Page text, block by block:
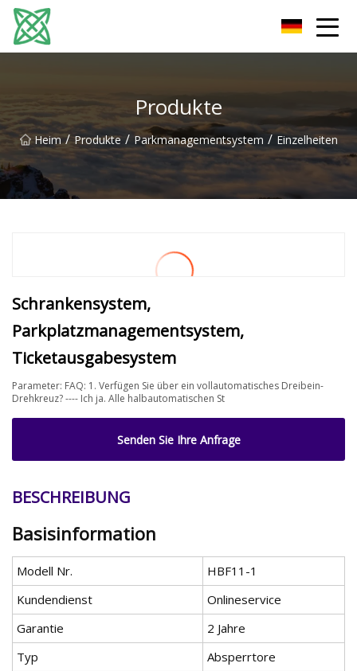
Produkte
Heim / Produkte / Parkmanagementsystem / Einzelheiten
Schrankensystem,
Parkplatzmanagementsystem,
Ticketausgabesystem
Parameter: FAQ: 1. Verfügen Sie über ein vollautomatisches Dreibein-
Drehkreuz? ---- Ich ja. Alle halbautomatischen St
Senden Sie Ihre Anfrage
BESCHREIBUNG
Basisinformation
Modell Nr.
HBF11-1
Kundendienst
Onlineservice
Garantie
2 Jahre
Typ
Absperrtore